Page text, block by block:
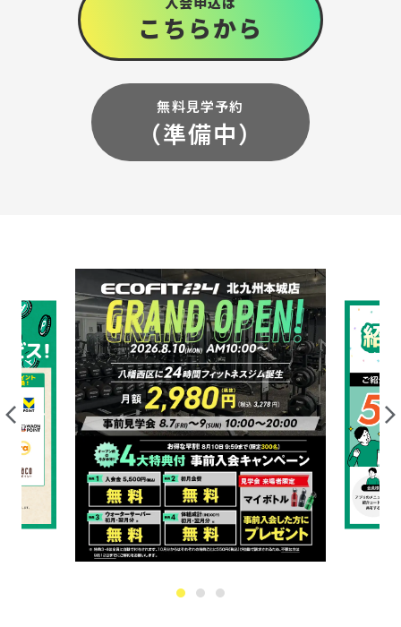
こちらから
無料見学予約
（準備中）